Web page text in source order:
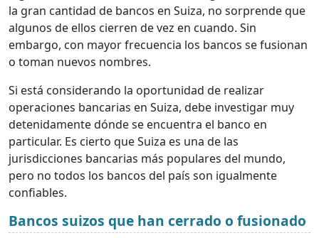
la gran cantidad de bancos en Suiza, no sorprende que
algunos de ellos cierren de vez en cuando. Sin
embargo, con mayor frecuencia los bancos se fusionan
o toman nuevos nombres.
Si está considerando la oportunidad de realizar
operaciones bancarias en Suiza, debe investigar muy
detenidamente dónde se encuentra el banco en
particular. Es cierto que Suiza es una de las
jurisdicciones bancarias más populares del mundo,
pero no todos los bancos del país son igualmente
confiables.
Bancos suizos que han cerrado o fusionado